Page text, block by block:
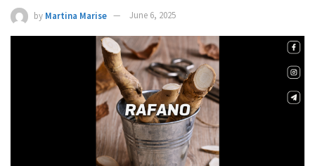
by Martina Marise June 6, 2025